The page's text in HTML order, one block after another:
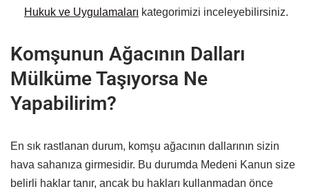
Hukuk ve Uygulamaları kategorimizi inceleyebilirsiniz.
Komşunun Ağacının Dalları
Mülküme Taşıyorsa Ne
Yapabilirim?
En sık rastlanan durum, komşu ağacının dallarının sizin
hava sahanıza girmesidir. Bu durumda Medeni Kanun size
belirli haklar tanır, ancak bu hakları kullanmadan önce